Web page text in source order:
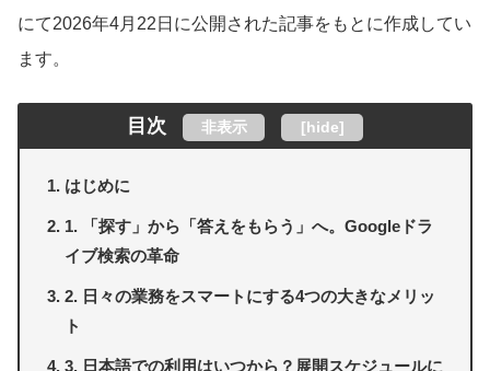
にて2026年4月22日に公開された記事をもとに作成してい
ます。
目次 非表示 [hide]
はじめに
1. 「探す」から「答えをもらう」へ。Googleドラ
イブ検索の革命
2. 日々の業務をスマートにする4つの大きなメリッ
ト
3. 日本語での利用はいつから？展開スケジュールに